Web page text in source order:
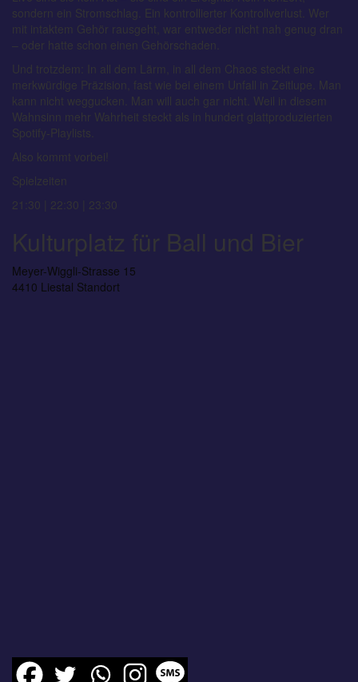
sondern ein Stromschlag. Ein kontrollierter Kontrollverlust. Wer
mit intaktem Gehör rausgeht, war entweder nicht nah genug dran
– oder hatte schon einen Gehörschaden.
Und trotzdem: In all dem Lärm, in all dem Chaos steckt eine
merkwürdige Präzision, fast wie bei einem Unfall in Zeitlupe. Man
kann nicht weggucken. Man will auch gar nicht. Weil in diesem
Wahnsinn mehr Wahrheit steckt als in hundert glattproduzierten
Spotify-Playlists.
Also kommt vorbei!
Spielzeiten
21:30 | 22:30 | 23:30
Kulturplatz für Ball und Bier
Meyer-Wiggli-Strasse 15
4410 Liestal Standort